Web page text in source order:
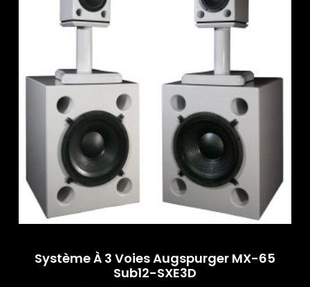
Système À 3 Voies Augspurger MX-65
Sub12-SXE3D